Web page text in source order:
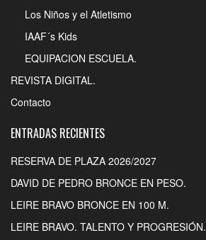
Los Niños y el Atletismo
IAAF´s Kids
EQUIPACION ESCUELA.
REVISTA DIGITAL.
Contacto
ENTRADAS RECIENTES
RESERVA DE PLAZA 2026/2027
DAVID DE PEDRO BRONCE EN PESO.
LEIRE BRAVO BRONCE EN 100 M.
LEIRE BRAVO. TALENTO Y PROGRESIÓN.